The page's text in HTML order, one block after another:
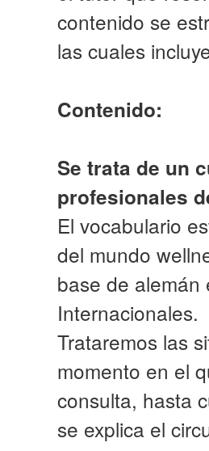
contenido se
las cuales
Contenido:
Se trata de un
profesionales
El vocabulario
del mundo
base de
Internacionales.
Trataremos las
momento en el
consulta, hasta
se explica el